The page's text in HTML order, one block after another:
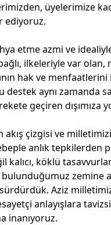
üyelerimize
ediyoruz.
etme azmi ve
ilkeleriyle var olan,
hak ve
aynı zamanda
geçiren dışımıza
akış çizgisi ve
anlık tepkilerden
köklü
zemine
Aziz
anlayışlara
inanıyoruz.